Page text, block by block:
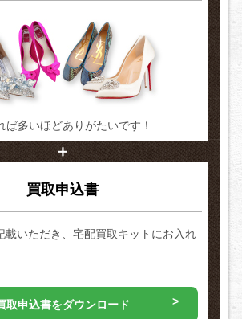
ば多いほどありがたいです！
＋
買取申込書
載いただき、宅配買取キットにお入れ
取申込書をダウンロード